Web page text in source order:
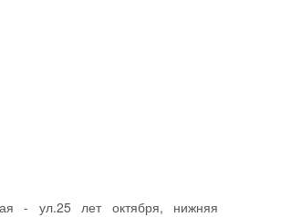
- ул.25 лет октября, нижняя